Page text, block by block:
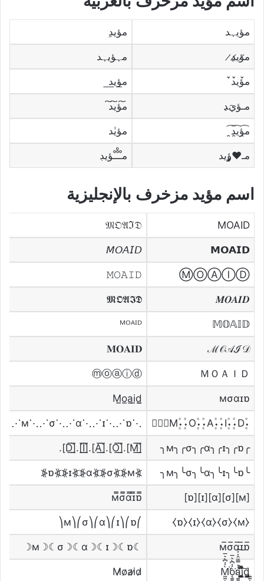
مؤيہد مؤيدِ
م̷ؤي̷د̷ِ مہؤيہد
م̀́ؤي̀́د̀́ م̲ؤي̲د̲
مـؤيَﮃ م͠ؤي͠د͠
م̯͡ؤي̯͡د̯͡ مؤيٰد
مـ♥̨̥̬̩ؤيد مـْـْْـْؤيڊ
اسم مؤيد مزخرف بالإنجليزية
MOAID
𝔐𝔒𝔄ℑ𝔇
𝗠𝗢𝗔𝗜𝗗
𝘔𝘖𝘈𝘐𝘋
ⓂⓄⒶⒾⒹ
𝙼𝙾𝙰𝙸𝙳
𝑴𝑶𝑨𝑰𝑫
𝕸𝕺𝕬𝕴𝕯
𝕄𝕆𝔸𝕀𝔻
ᴹᴼᴬᴵᴰ
ℳ𝒪𝒜ℐ𝒟
𝐌𝐎𝐀𝐈𝐃
ＭＯＡＩＤ
ⓜⓞⓐⓘⓓ
мσαɪɒ
۰۪۫M۪۫۰۰۪۫O۪۫۰۰۪۫A۪۫۰۰۪۫I۪۫۰۰۪۫D۪۫۰ ⋰м⋱⋰σ⋱⋰α⋱⋰ɪ⋱⋰ɒ⋱
╭м╮╭σ╮╭α╮╭ɪ╮╭ɒ╮
[̲̅M̲̅].[̲̅O̲̅].[̲̅A̲̅].[̲̅I̲̅].[̲̅D̲̅].
╰м╮╰σ╮╰α╮╰ɪ╮╰ɒ╮
⦕м⦖⦕σ⦖⦕α⦖⦕ɪ⦖⦕ɒ⦖
[м][σ][α][ɪ][ɒ]
⧼м⧽⧼σ⧽⧼α⧽⧼ɪ⧽⧼ɒ⧽
⎛м⎞⎛σ⎞⎛α⎞⎛ɪ⎞⎛ɒ⎞
☾м☽☾σ☽☾α☽☾ɪ☽☾ɒ☽
M̷o̷a̷i̷d̷